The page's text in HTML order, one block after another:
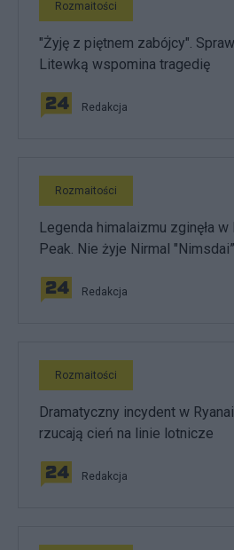
Rozmaitości
"Żyję z piętnem zabójcy".
Litewką wspomina tragedię
Redakcja
Rozmaitości
Legenda himalaizmu zginęła
Peak. Nie żyje Nirmal
Redakcja
Rozmaitości
Dramatyczny incydent w
rzucają cień na linie lotnicze
Redakcja